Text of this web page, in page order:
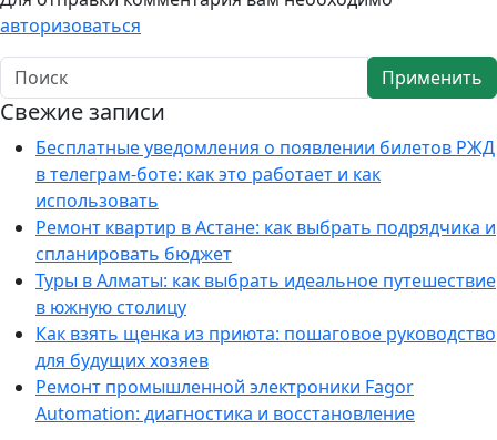
авторизоваться
Применить
Свежие записи
Бесплатные уведомления о появлении билетов РЖД
в телеграм-боте: как это работает и как
использовать
Ремонт квартир в Астане: как выбрать подрядчика и
спланировать бюджет
Туры в Алматы: как выбрать идеальное путешествие
в южную столицу
Как взять щенка из приюта: пошаговое руководство
для будущих хозяев
Ремонт промышленной электроники Fagor
Automation: диагностика и восстановление